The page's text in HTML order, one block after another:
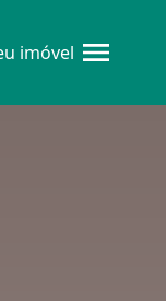
imóvel